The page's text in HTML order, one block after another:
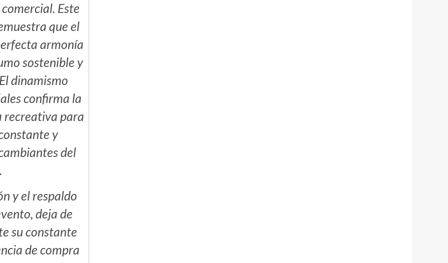
Este
que el
armonía
sostenible y
dinamismo
confirma la
recreativa para
y
del
y el respaldo
deja de
su constante
de compra